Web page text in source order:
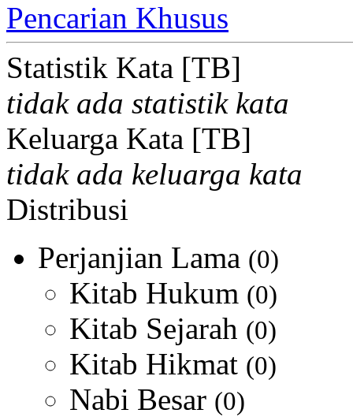
Pencarian Khusus
Statistik Kata [TB]
tidak ada statistik kata
Keluarga Kata [TB]
tidak ada keluarga kata
Distribusi
Perjanjian Lama (0)
Kitab Hukum (0)
Kitab Sejarah (0)
Kitab Hikmat (0)
Nabi Besar (0)